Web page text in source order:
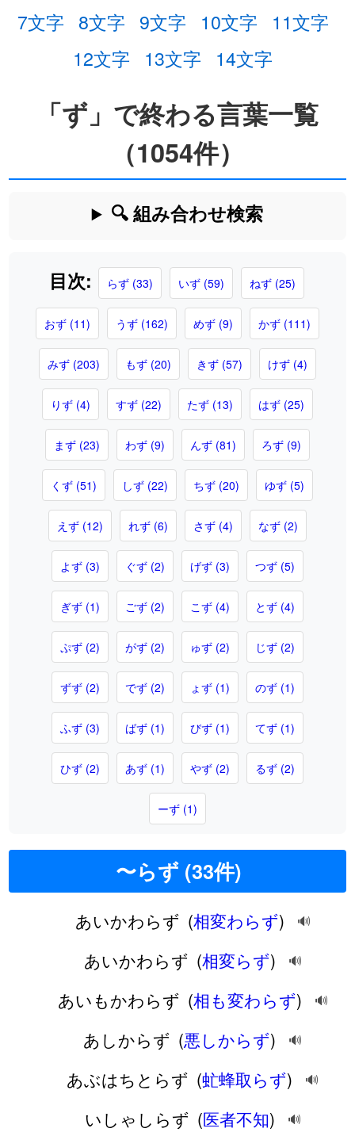
7文字 8文字 9文字 10文字
11文字
12文字
13文字 14文字
「ず」で終わる言葉一覧
（1054件）
🔍 組み合わせ検索
目次: らず (33) いず (59) ねず (25)
おず (11) うず (162) めず (9) かず (111)
みず (203) もず (20) きず (57) けず (4)
りず (4) すず (22) たず (13) はず (25)
まず (23) わず (9) んず (81) ろず (9)
くず (51) しず (22) ちず (20) ゆず (5)
えず (12) れず (6) さず (4) なず (2)
よず (3) ぐず (2) げず (3) つず (5)
ぎず (1) ごず (2) こず (4) とず (4)
ぷず (2) がず (2) ゅず (2) じず (2)
ずず (2) でず (2) ょず (1) のず (1)
ふず (3) ばず (1) びず (1) てず (1)
ひず (2) あず (1) やず (2) るず (2)
ーず (1)
〜らず (33件)
あいかわらず (相変わらず) 🔊
あいかわらず (相変らず) 🔊
あいもかわらず (相も変わらず) 🔊
あしからず (悪しからず) 🔊
あぶはちとらず (虻蜂取らず) 🔊
いしゃしらず (医者不知) 🔊